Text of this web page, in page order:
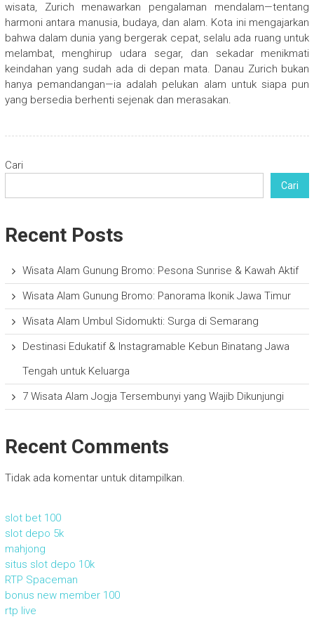
wisata, Zurich menawarkan pengalaman mendalam—tentang
harmoni antara manusia, budaya, dan alam. Kota ini mengajarkan
bahwa dalam dunia yang bergerak cepat, selalu ada ruang untuk
melambat, menghirup udara segar, dan sekadar menikmati
keindahan yang sudah ada di depan mata. Danau Zurich bukan
hanya pemandangan—ia adalah pelukan alam untuk siapa pun
yang bersedia berhenti sejenak dan merasakan.
Cari
Cari
Recent Posts
Wisata Alam Gunung Bromo: Pesona Sunrise & Kawah Aktif
Wisata Alam Gunung Bromo: Panorama Ikonik Jawa Timur
Wisata Alam Umbul Sidomukti: Surga di Semarang
Destinasi Edukatif & Instagramable Kebun Binatang Jawa
Tengah untuk Keluarga
7 Wisata Alam Jogja Tersembunyi yang Wajib Dikunjungi
Recent Comments
Tidak ada komentar untuk ditampilkan.
slot bet 100
slot depo 5k
mahjong
situs slot depo 10k
RTP Spaceman
bonus new member 100
rtp live